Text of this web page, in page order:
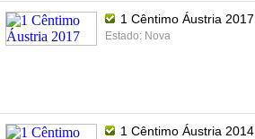
1 Cêntimo Áustria 2017
Estado: Nova
1 Cêntimo Áustria 2014